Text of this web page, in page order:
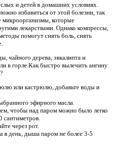
и детей в домашних условиях.
избавиться от этой болезни, так
микроорганизмы, которые
лекарствами. Однако компрессы,
помогут снять боль, снять
чайного дерева, эвкалипта и
в горле.Как быстро вылечить ангину
или кастрюлю, добавьте воды и
эфирного масла.
чтобы над паром можно было легко
сантиметров.
через рот.
в день, дыша паром не более 3-5